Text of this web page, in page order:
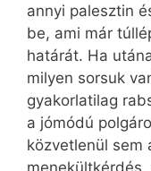
annyi palesztin
be, ami már
határát. Ha
milyen sorsuk
gyakorlatilag
a jómódú
közvetlenül sem